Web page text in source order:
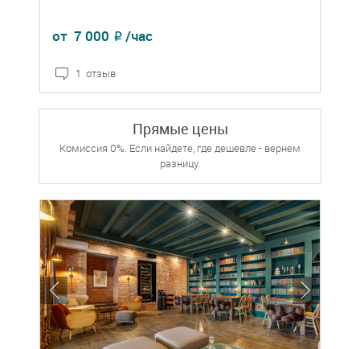
от 7 000 ₽ /час
1 отзыв
Прямые цены
Комиссия 0%. Если найдете, где дешевле - вернем
разницу.